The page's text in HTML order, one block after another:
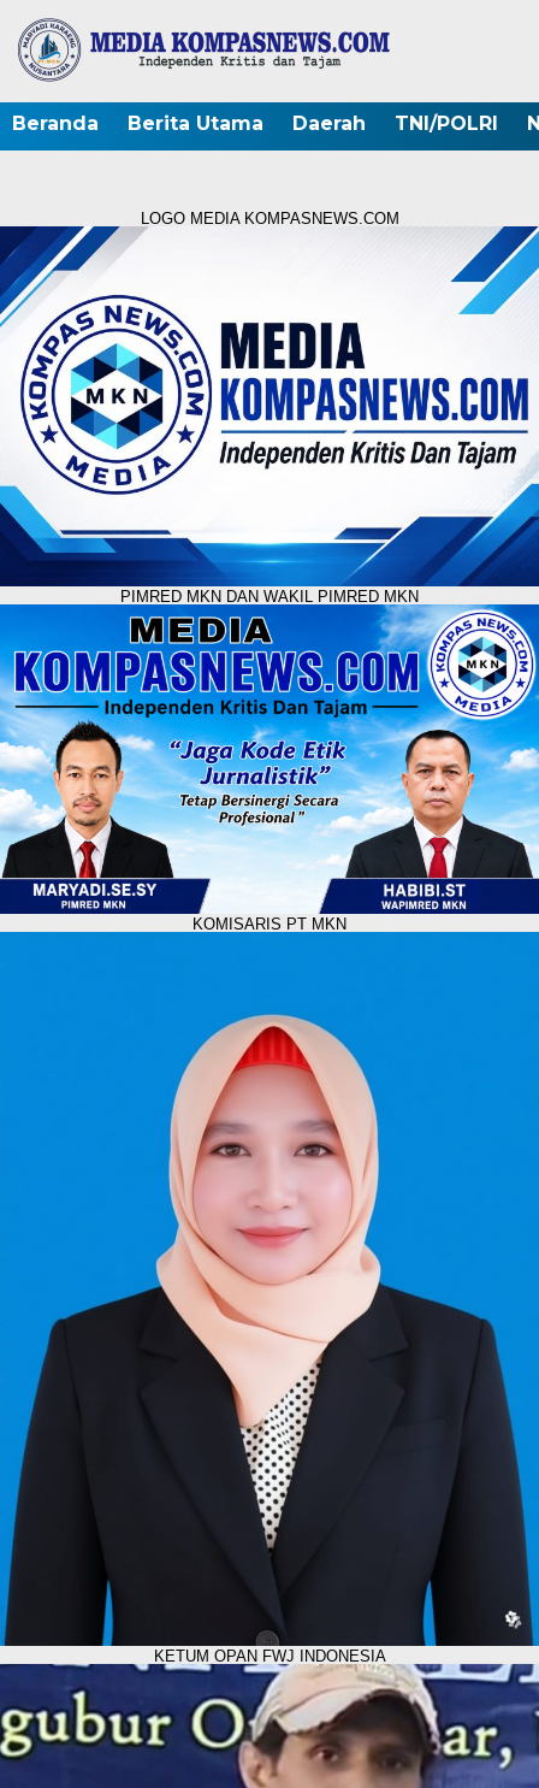
Beranda Berita Utama Daerah TNI/POLRI
LOGO MEDIA KOMPASNEWS.COM
PIMRED MKN DAN WAKIL PIMRED MKN
KOMISARIS PT MKN
KETUM OPAN FWJ INDONESIA